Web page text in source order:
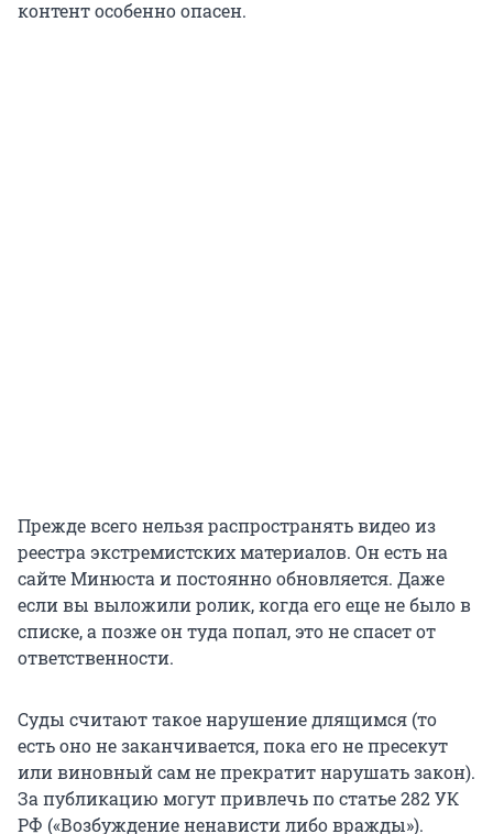
контент особенно опасен.
Прежде всего нельзя распространять видео из
реестра экстремистских материалов. Он есть на
сайте Минюста и постоянно обновляется. Даже
если вы выложили ролик, когда его еще не было в
списке, а позже он туда попал, это не спасет от
ответственности.
Суды считают такое нарушение длящимся (то
есть оно не заканчивается, пока его не пресекут
или виновный сам не прекратит нарушать закон).
За публикацию могут привлечь по статье 282 УК
РФ («Возбуждение ненависти либо вражды»).